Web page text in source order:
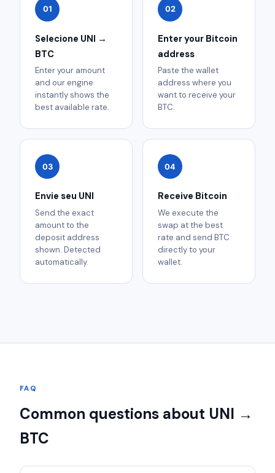
01
Selecione UNI →
BTC
Enter your amount
and our engine
instantly shows the
best available rate.
02
Enter your Bitcoin
address
Paste the wallet
address where you
want to receive your
BTC.
03
Envie seu UNI
Send the exact
amount to the
deposit address
shown. Detected
automatically.
04
Receive Bitcoin
We execute the
swap at the best
rate and send BTC
directly to your
wallet.
FAQ
Common questions about UNI →
BTC